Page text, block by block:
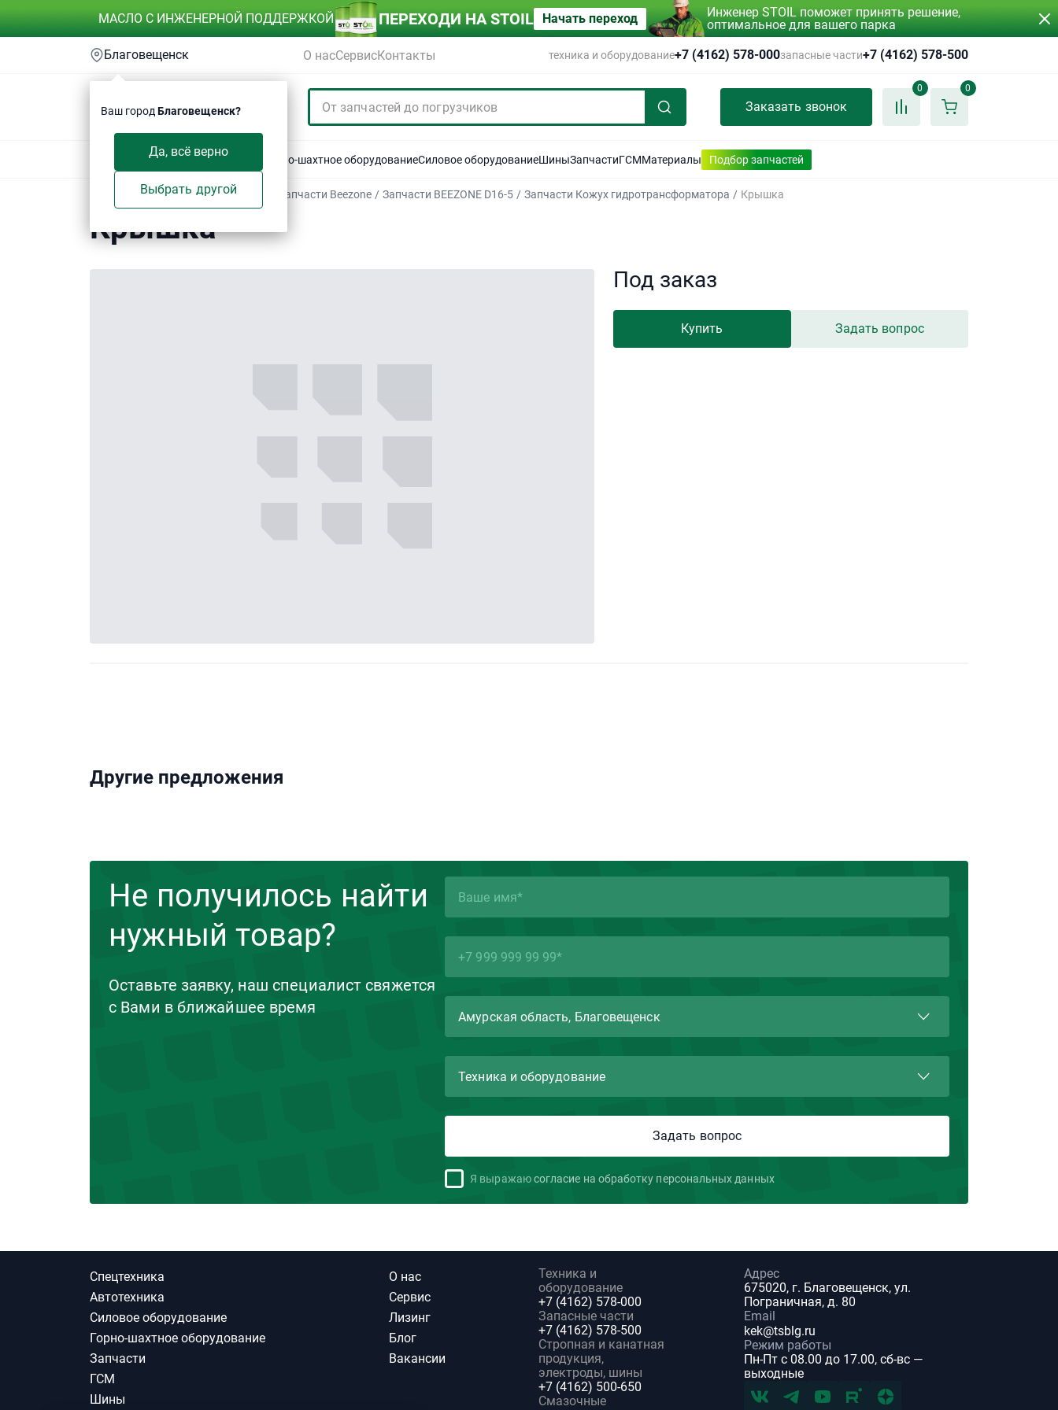
МАСЛО С ИНЖЕНЕРНОЙ ПОДДЕРЖКОЙ ПЕРЕХОДИ НА STOIL Начать переход
Инженер STOIL поможет принять решение,
оптимальное для вашего парка
Благовещенск
Ваш город Благовещенск?
Да, всё верно
Выбрать другой
О насСервисКонтакты техника и оборудование+7 (4162) 578-000запасные части+7 (4162) 578-500
Заказать звонок
0 0
СпецтехникаАвтотехника Горно-шахтное оборудованиеСиловое оборудованиеШиныЗапчастиГСММатериалы Подбор запчастей
Техсервис / Электронный каталог Запчасти Beezone / Запчасти BEEZONE D16-5 / Запчасти Кожух гидротрансформатора / Крышка
Крышка
Под заказ
Купить Задать вопрос
Другие предложения
Не получилось найти
нужный товар?
Оставьте заявку, наш специалист свяжется
с Вами в ближайшее время
Я выражаюсогласие на обработку персональных данных
Спецтехника
Автотехника
Силовое оборудование
Горно-шахтное оборудование
Запчасти
ГСМ
Шины
О нас
Сервис
Лизинг
Блог
Вакансии
Техника и
оборудование
+7 (4162) 578-000
Запасные части
+7 (4162) 578-500
Стропная и канатная
продукция,
электроды, шины
+7 (4162) 500-650
Смазочные
Адрес
675020, г. Благовещенск, ул.
Пограничная, д. 80
Email
kek@tsblg.ru
Режим работы
Пн-Пт с 08.00 до 17.00, сб-вс —
выходные